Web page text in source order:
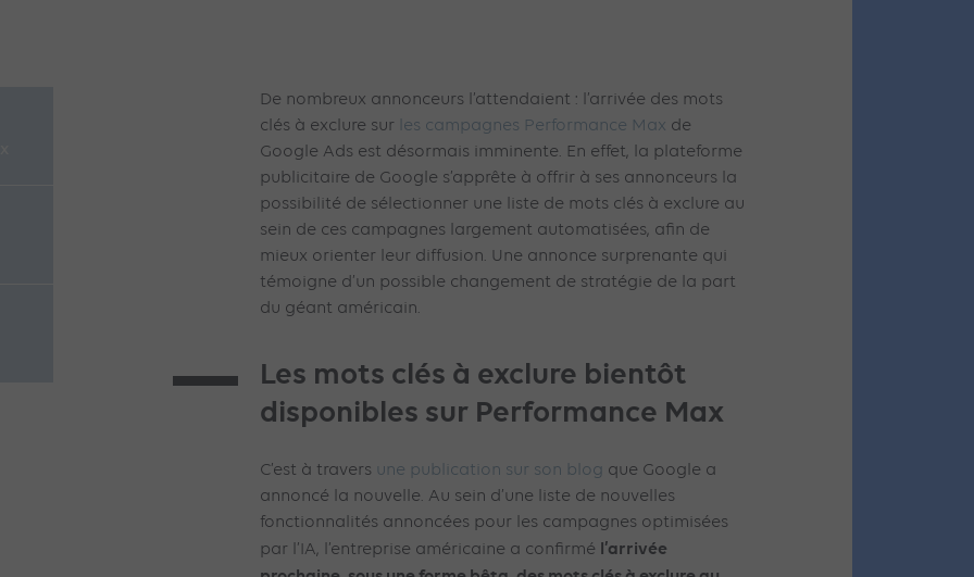
De nombreux annonceurs l’attendaient : l’arrivée des mots
clés à exclure sur
les campagnes Performance Max de
Google Ads est désormais imminente. En effet, la plateforme
publicitaire de Google s’apprête à offrir à ses annonceurs la
possibilité de sélectionner une liste de mots clés à exclure au
sein de ces campagnes largement automatisées, afin de
mieux orienter leur diffusion. Une annonce surprenante qui
témoigne d’un possible changement de stratégie de la part
du géant américain.
Les mots clés à exclure bientôt
disponibles sur Performance Max
C’est à travers une publication sur son blog que Google a
annoncé la nouvelle. Au sein d’une liste de nouvelles
fonctionnalités annoncées pour les campagnes optimisées
par l’IA, l’entreprise américaine a confirmé l’arrivée